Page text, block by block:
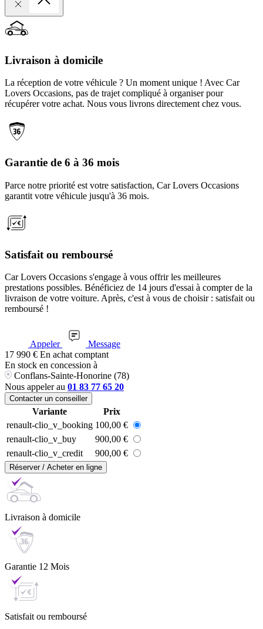
Livraison à domicile
La réception de votre véhicule ? Un moment unique ! Avec Car
Lovers Occasions, pas de trajet compliqué à organiser pour
récupérer votre achat. Nous vous livrons directement chez vous.
Garantie de 6 à 36 mois
Parce notre priorité est votre satisfaction, Car Lovers Occasions
garantit votre véhicule jusqu'à 36 mois.
Satisfait ou remboursé
Car Lovers Occasions s'engage à vous offrir les meilleures
prestations possibles. Bénéficiez de 14 jours d'essai à compter de la
livraison de votre voiture. Après, c'est à vous de choisir : satisfait ou
remboursé !
Appeler
Message
17 990 € En achat comptant
En stock en concession à
Conflans-Sainte-Honorine (78)
Nous appeler au 01 83 77 65 20
Contacter un conseiller
Variante
Prix
renault-clio_v_booking 100,00 €
renault-clio_v_buy
900,00 €
renault-clio_v_credit
900,00 €
Réserver / Acheter en ligne
Livraison à domicile
Garantie 12 Mois
Satisfait ou remboursé